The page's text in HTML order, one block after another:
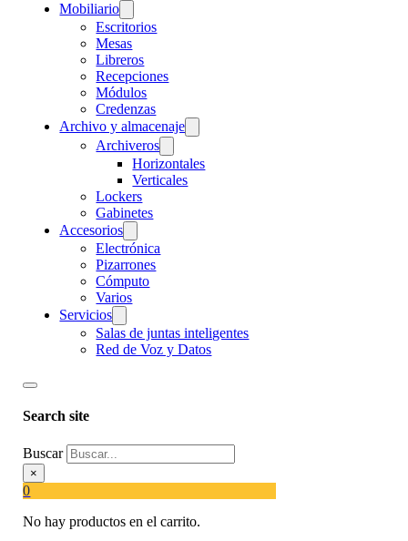
Mobiliario
Escritorios
Mesas
Libreros
Recepciones
Módulos
Credenzas
Archivo y almacenaje
Archiveros
Horizontales
Verticales
Lockers
Gabinetes
Accesorios
Electrónica
Pizarrones
Cómputo
Varios
Servicios
Salas de juntas inteligentes
Red de Voz y Datos
Search site
Buscar
×
0
No hay productos en el carrito.